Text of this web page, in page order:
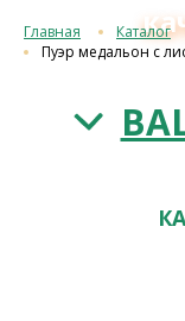
Главная Каталог
Пуэр медальон с